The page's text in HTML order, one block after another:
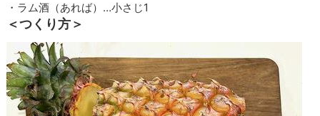
・ラム酒（あれば）…小さじ1
＜つくり方＞